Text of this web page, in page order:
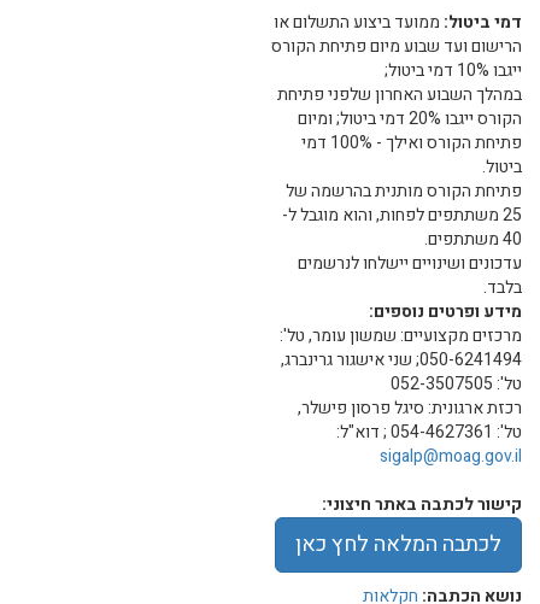
דמי ביטול: ממועד ביצוע התשלום או
הרישום ועד שבוע מיום פתיחת הקורס
ייגבו 10% דמי ביטול;
במהלך השבוע האחרון שלפני פתיחת
הקורס ייגבו 20% דמי ביטול; ומיום
פתיחת הקורס ואילך - 100% דמי
ביטול.
פתיחת הקורס מותנית בהרשמה של
25 משתתפים לפחות, והוא מוגבל ל-
40 משתתפים.
עדכונים ושינויים יישלחו לנרשמים
בלבד.
מידע ופרטים נוספים:
מרכזים מקצועיים: שמשון עומר, טל':
050-6241494; שני אישגור גרינברג,
טל': 052-3507505
רכזת ארגונית: סיגל פרסון פישלר,
טל': 054-4627361 ; דוא"ל:
sigalp@moag.gov.il
קישור לכתבה באתר חיצוני:
לכתבה המלאה לחץ כאן
נושא הכתבה: חקלאות